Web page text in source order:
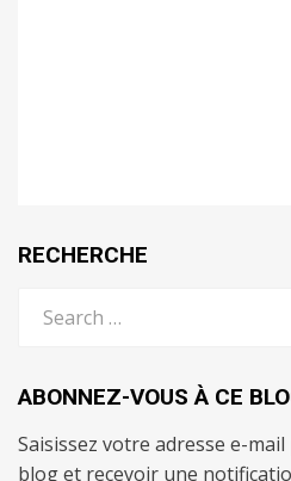
RECHERCHE
for:
ABONNEZ-VOUS À CE
Saisissez votre adresse e-
blog et recevoir une